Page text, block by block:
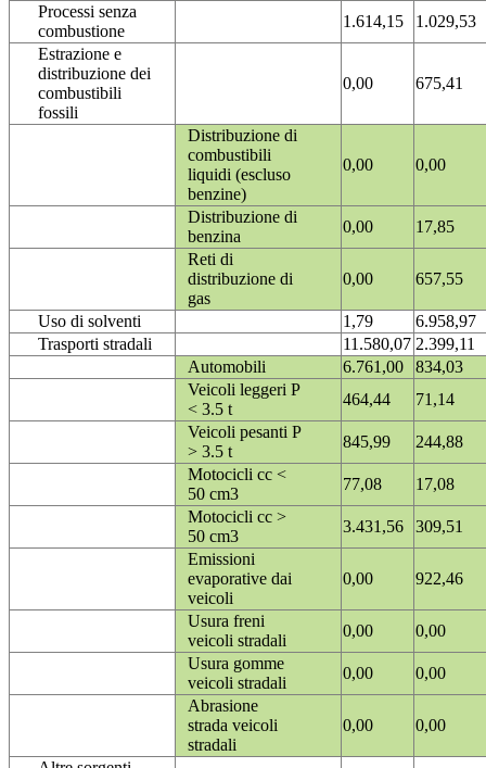
Processi senza
combustione
1.614,15
1.029,53
Estrazione e
distribuzione dei
combustibili
fossili
0,00 675,41
Distribuzione di
combustibili
liquidi (escluso
benzine)
0,00 0,00
Distribuzione di
benzina
0,00
17,85
Reti di
distribuzione di
gas
0,00 657,55
Uso di solventi 1,79
6.958,97
Trasporti stradali
11.580,07 2.399,11
Automobili
6.761,00
834,03
Veicoli leggeri P
< 3.5 t
464,44
71,14
Veicoli pesanti P
> 3.5 t
845,99
244,88
Motocicli cc <
50 cm3
77,08
17,08
Motocicli cc >
50 cm3
3.431,56
309,51
Emissioni
evaporative dai
veicoli
0,00 922,46
Usura freni
veicoli stradali
0,00
0,00
Usura gomme
veicoli stradali
0,00
0,00
Abrasione
strada veicoli
stradali
0,00 0,00